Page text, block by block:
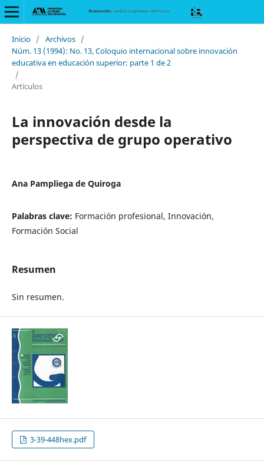
Inicio / Archivos /
Núm. 13 (1994): No. 13, Coloquio internacional sobre innovación
educativa en educación superior: parte 1 de 2
/
Artículos
La innovación desde la
perspectiva de grupo operativo
Ana Pampliega de Quiroga
Palabras clave: Formación profesional, Innovación,
Formación Social
Resumen
Sin resumen.
3-39-448hex.pdf